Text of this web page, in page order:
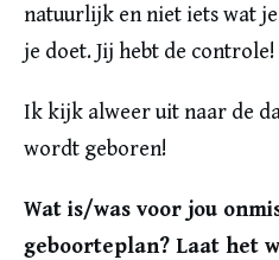
natuurlijk en niet iets wat
je doet. Jij hebt de controle!
Ik kijk alweer uit naar de
wordt geboren!
Wat is/was voor jou
geboorteplan? Laat het